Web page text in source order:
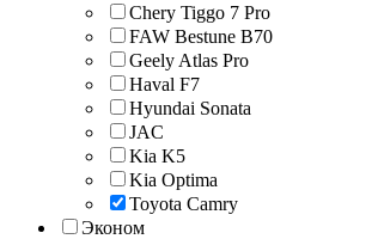
Chery Tiggo 7 Pro
FAW Bestune B70
Geely Atlas Pro
Haval F7
Hyundai Sonata
JAС
Kia K5
Kia Optima
Toyota Camry
Эконом